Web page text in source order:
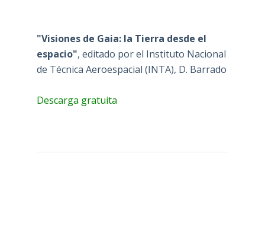
"Visiones de Gaia: la Tierra desde el
espacio", editado por el Instituto Nacional
de Técnica Aeroespacial (INTA), D. Barrado
Descarga gratuita